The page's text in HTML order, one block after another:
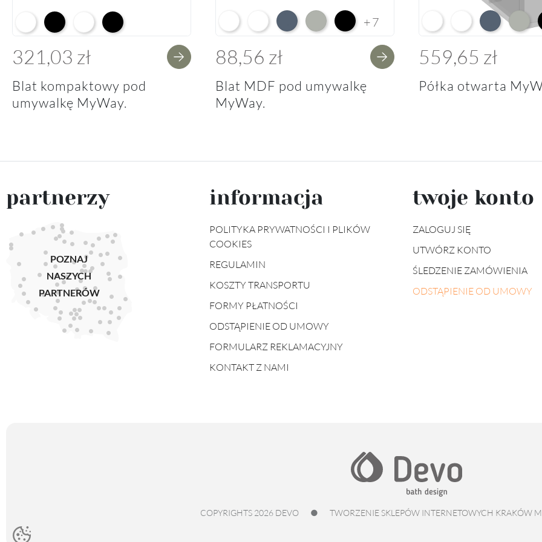
Alpine White K02
Black K16Alpine White Struktura K37
K14 Soft Black
321,03 zł
Blat kompaktowy pod
umywalkę MyWay.
Arctic White HG F01
Premium White Supermatt F83
Perfect Touch Parisian Blue F103
Perfect Touch Stahlgrau F105
Czarny Mat Orchidea Nera F56
+7
88,56 zł
Blat MDF pod umywalkę
MyWay.
Arctic White L04Premium White
Perfect Touch
559,65 zł
Półka otwarta
partnerzy
POZNAJ
NASZYCH
PARTNERÓW
informacja
POLITYKA PRYWATNOŚCI I PLIKÓW
COOKIES
REGULAMIN
KOSZTY TRANSPORTU
FORMY PŁATNOŚCI
ODSTĄPIENIE OD UMOWY
FORMULARZ REKLAMACYJNY
KONTAKT Z NAMI
twoje konto
ZALOGUJ SIĘ
UTWÓRZ KONTO
ŚLEDZENIE ZAMÓWIENIA
ODSTĄPIENIE OD UMOWY
COPYRIGHTS 2026 DEVO ● TWORZENIE SKLEPÓW INTERNETOWYCH KRAKÓW